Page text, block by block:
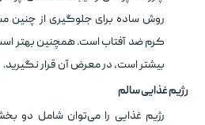
روش ساده برای جلوگیری از چنین
کرم ضد آفتاب است. همچنین بهتر
بیشتر است، در معرض آن قرار نگیرید.
رژیم غذایی سالم
رژیم غذایی را می‌توان شامل دو